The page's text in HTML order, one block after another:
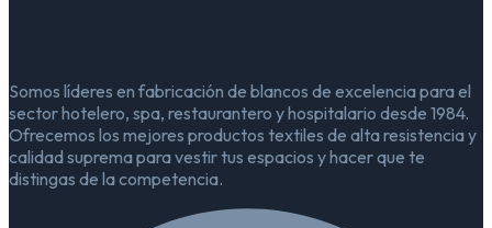
Somos líderes en fabricación de blancos de excelencia para el
sector hotelero, spa, restaurantero y hospitalario desde 1984.
Ofrecemos los mejores productos textiles de alta resistencia y
calidad suprema para vestir tus espacios y hacer que te
distingas de la competencia.